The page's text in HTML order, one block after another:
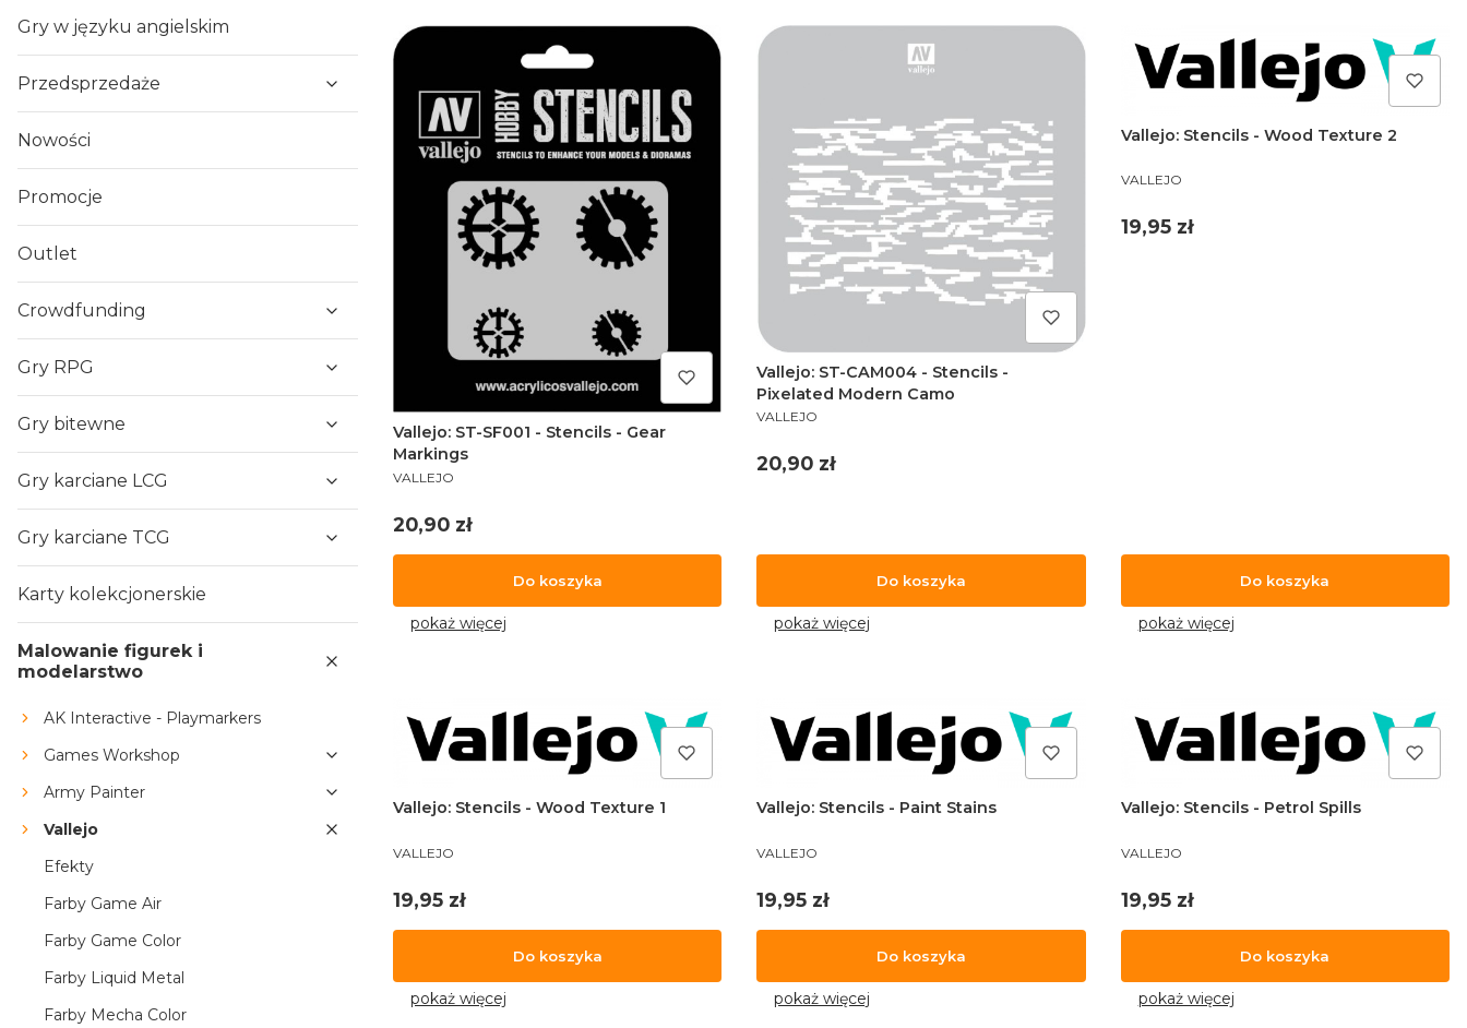
Gry w języku angielskim
Przedsprzedaże
Nowości
Promocje
Outlet
Crowdfunding
Gry RPG
Gry bitewne
Gry karciane LCG
Gry karciane TCG
Karty kolekcjonerskie
Malowanie figurek i
modelarstwo
AK Interactive - Playmarkers
Games Workshop
Army Painter
Vallejo
Efekty
Farby Game Air
Farby Game Color
Farby Liquid Metal
Farby Mecha Color
Vallejo: ST-SF001 - Stencils - Gear
Markings
PRODUCENT
VALLEJO
Cena
20,90 zł
Do koszyka
pokaż więcej
Vallejo: ST-CAM004 - Stencils -
Pixelated Modern Camo
PRODUCENT
VALLEJO
Cena
20,90 zł
Do koszyka
pokaż więcej
Vallejo: Stencils - Wood Texture 2
PRODUCENT
VALLEJO
Cena
19,95 zł
Do koszyka
pokaż więcej
Vallejo: Stencils - Wood Texture 1
PRODUCENT
VALLEJO
Cena
19,95 zł
Do koszyka
pokaż więcej
Vallejo: Stencils - Paint Stains
PRODUCENT
VALLEJO
Cena
19,95 zł
Do koszyka
pokaż więcej
Vallejo: Stencils - Petrol Spills
PRODUCENT
VALLEJO
Cena
19,95 zł
Do koszyka
pokaż więcej